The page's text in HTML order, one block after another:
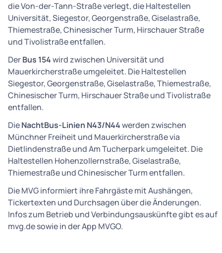
die Von-der-Tann-Straße verlegt, die Haltestellen
Universität, Siegestor, Georgenstraße, Giselastraße,
Thiemestraße, Chinesischer Turm, Hirschauer Straße
und Tivolistraße entfallen.
DerBus 154wird zwischen Universität und
Mauerkircherstraße umgeleitet. Die Haltestellen
Siegestor, Georgenstraße, Giselastraße, Thiemestraße,
Chinesischer Turm, Hirschauer Straße und Tivolistraße
entfallen.
DieNachtBus-Linien N43/N44werden zwischen
Münchner Freiheit und Mauerkircherstraße via
Dietlindenstraße und Am Tucherpark umgeleitet. Die
Haltestellen Hohenzollernstraße, Giselastraße,
Thiemestraße und Chinesischer Turm entfallen.
Die MVG informiert ihre Fahrgäste mit Aushängen,
Tickertexten und Durchsagen über die Änderungen.
Infos zum Betrieb und Verbindungsauskünfte gibt es auf
mvg.de sowie in der App MVGO.